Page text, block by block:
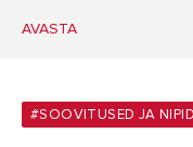
AVASTA
#SOOVITUSED JA NIPID